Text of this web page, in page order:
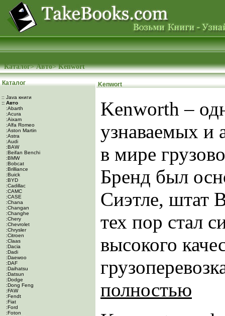
Каталог>Авто>Kenwort
Каталог
:: Java книги
:: Авто
:Abarth
:Acura
:Aixam
:Alfa Romeo
:Aston Martin
:Astra
:Audi
:BAW
:Beifan Benchi
:BMW
:Bobcat
:Brilliance
:Buick
:BYD
:Cadillac
:CAMC
:CASE
:Chana
:Changan
:Changhe
:Chery
:Chevrolet
:Chrysler
:Citroen
:Claas
:Dacia
:Dadi
:Daewoo
:DAF
:Daihatsu
:Datsun
:Dodge
:Dong Feng
:FAW
:Fendt
:Fiat
:Ford
:Foton
Kenwort
Kenworth –
узнаваемых и
в мире
Бренд был
Сиэтле, штат
тех пор стал
высокого
полностью